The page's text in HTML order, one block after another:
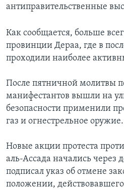
антиправительственные
Как сообщается, больше
провинции Дераа, где в
проходили наиболее
После пятничной молитвы
манифестантов вышли на
безопасности применили
газ и огнестрельное оружие.
Новые акции протеста
аль-Ассада начались через
подписал указ об отмене
положении,